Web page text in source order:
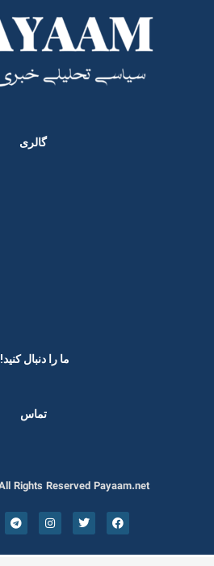
گالری
ما را دنبال کنید! ​
تماس
Copyright © 2023, All Rights Reserved Payaam.net